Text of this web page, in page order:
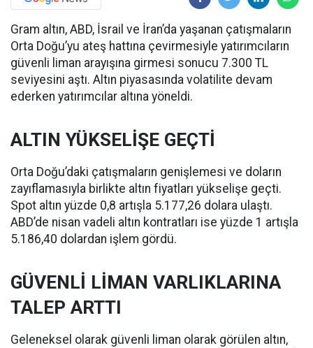
Gram altın, ABD, İsrail ve İran’da yaşanan çatışmaların
Orta Doğu’yu ateş hattına çevirmesiyle yatırımcıların
güvenli liman arayışına girmesi sonucu 7.300 TL
seviyesini aştı. Altın piyasasında volatilite devam
ederken yatırımcılar altına yöneldi.
ALTIN YÜKSELİŞE GEÇTİ
Orta Doğu’daki çatışmaların genişlemesi ve doların
zayıflamasıyla birlikte altın fiyatları yükselişe geçti.
Spot altın yüzde 0,8 artışla 5.177,26 dolara ulaştı.
ABD’de nisan vadeli altın kontratları ise yüzde 1 artışla
5.186,40 dolardan işlem gördü.
GÜVENLİ LİMAN VARLIKLARINA
TALEP ARTTI
Geleneksel olarak güvenli liman olarak görülen altın,